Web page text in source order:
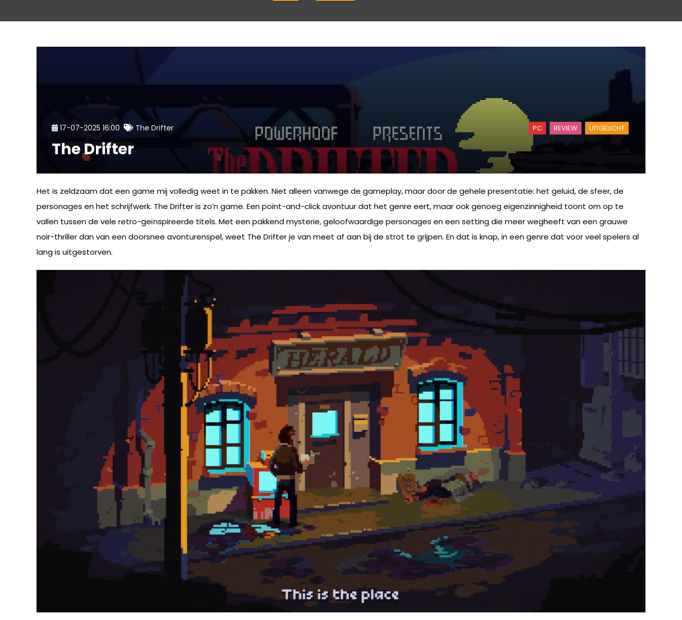
PC REVIEW UITGELICHT
17-07-2025 16:00 The Drifter
The Drifter
Het is zeldzaam dat een game mij volledig weet in te pakken. Niet alleen vanwege de gameplay, maar door de gehele presentatie: het geluid, de sfeer, de
personages en het schrijfwerk. The Drifter is zo’n game. Een point-and-click avontuur dat het genre eert, maar ook genoeg eigenzinnigheid toont om op te
vallen tussen de vele retro-geïnspireerde titels. Met een pakkend mysterie, geloofwaardige personages en een setting die meer wegheeft van een grauwe
noir-thriller dan van een doorsnee avonturenspel, weet The Drifter je van meet af aan bij de strot te grijpen. En dat is knap, in een genre dat voor veel spelers al
lang is uitgestorven.